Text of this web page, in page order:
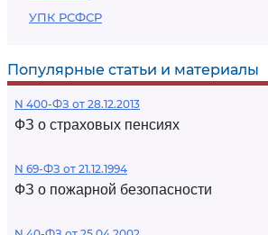
УПК РСФСР
Популярные статьи и материалы
N 400-ФЗ от 28.12.2013
ФЗ о страховых пенсиях
N 69-ФЗ от 21.12.1994
ФЗ о пожарной безопасности